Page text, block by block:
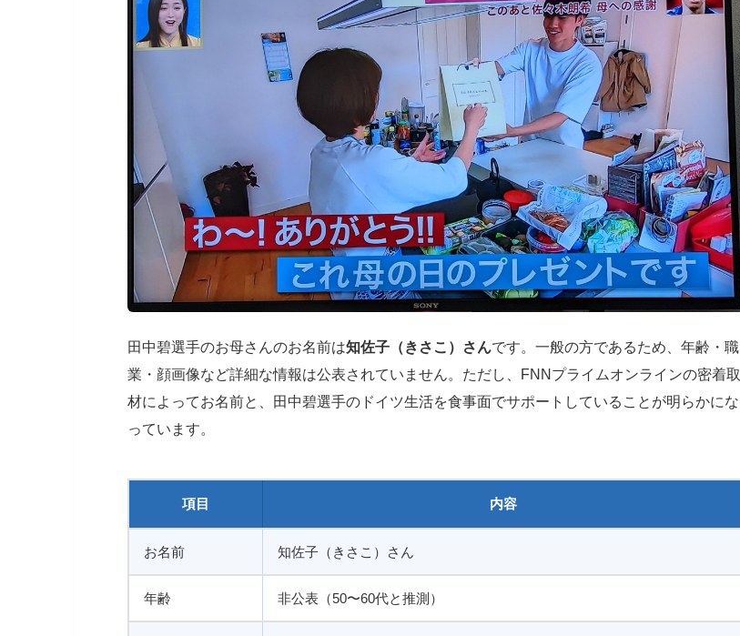
田中碧選手のお母さんのお名前は知佐子（きさこ）さんです。一般の方であるため、年齢・職
業・顔画像など詳細な情報は公表されていません。ただし、FNNプライムオンラインの密着取
材によってお名前と、田中碧選手のドイツ生活を食事面でサポートしていることが明らかにな
っています。
項目 内容
お名前 知佐子（きさこ）さん
年齢 非公表（50〜60代と推測）